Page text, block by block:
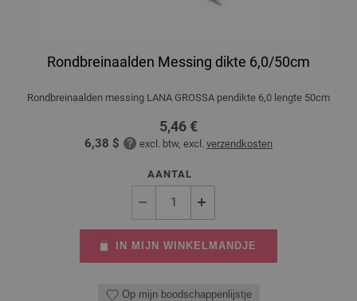
Rondbreinaalden Messing dikte 6,0/50cm
Rondbreinaalden messing LANA GROSSA pendikte 6,0 lengte 50cm
5,46 €
6,38 $ excl. btw, excl. verzendkosten
AANTAL
IN MIJN WINKELMANDJE
Op mijn boodschappenlijstje